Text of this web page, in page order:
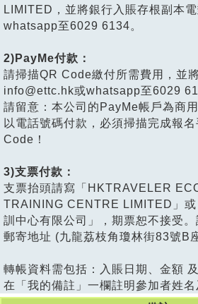
LIMITED，並將銀行入賬存根副本
whatsapp至6029 6134。
2)PayMe付款：
請掃描QR Code繳付所需費用，並
info@ettc.hk或whatsapp至6029
請留意：本公司的PayMe帳戶為商
以電話號碼付款，必須掃描完成報
Code！
3)支票付款：
支票抬頭請寫「HKTRAVELER
TRAINING CENTRE LIMITED」或
訓中心有限公司」，期票恕不接受
郵寄地址 (九龍荔枝角瓊林街83號B
轉帳資料需包括：入賬日期、金額
在「我的備註」一欄註明參加者姓名